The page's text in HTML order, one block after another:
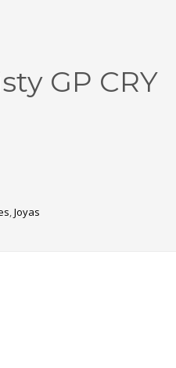
GP CRY
,Joyas